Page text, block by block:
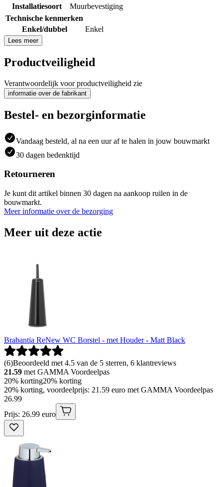
Installatiesoort
Muurbevestiging
Technische kenmerken
Enkel/dubbel
Enkel
Lees meer
Productveiligheid
Verantwoordelijk voor productveiligheid zie
informatie over de fabrikant
Bestel- en bezorginformatie
Vandaag besteld, al na een uur af te halen in jouw bouwmarkt
30 dagen bedenktijd
Retourneren
Je kunt dit artikel binnen 30 dagen na aankoop ruilen in de
bouwmarkt.
Meer informatie over de bezorging
Meer uit deze actie
Brabantia ReNew WC Borstel - met Houder - Matt Black
(6)Beoordeeld met 4.5 van de 5 sterren, 6 klantreviews
21.59 met GAMMA Voordeelpas
20% korting20% korting
20% korting, voordeelprijs: 21.59 euro met GAMMA Voordeelpas
26.99
Prijs: 26.99 euro